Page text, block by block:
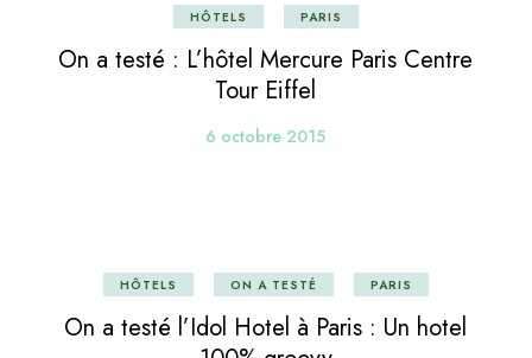
HÔTELS PARIS
On a testé : L’hôtel Mercure Paris Centre
Tour Eiffel
6 octobre 2015
HÔTELS ON A TESTÉ PARIS
On a testé l’Idol Hotel à Paris : Un hotel